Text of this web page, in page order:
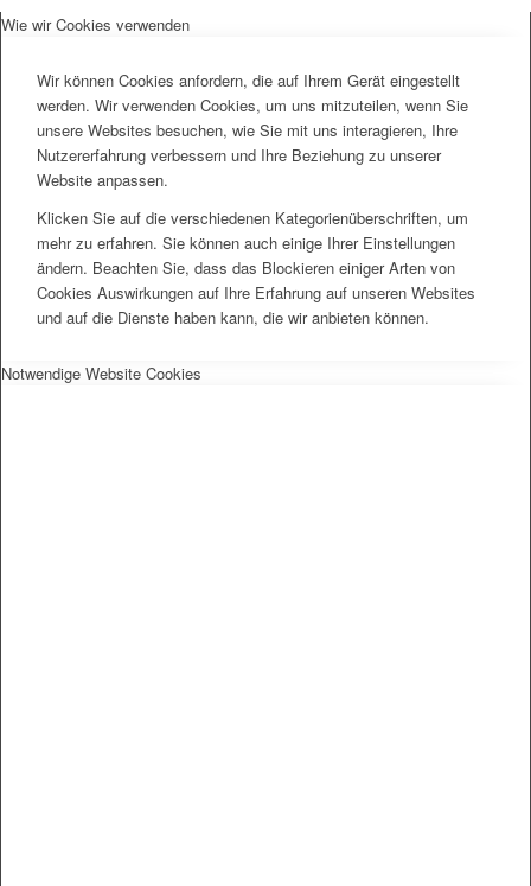
Wie wir Cookies verwenden
Wir können Cookies anfordern, die auf Ihrem Gerät eingestellt
werden. Wir verwenden Cookies, um uns mitzuteilen, wenn Sie
unsere Websites besuchen, wie Sie mit uns interagieren, Ihre
Nutzererfahrung verbessern und Ihre Beziehung zu unserer
Website anpassen.
Klicken Sie auf die verschiedenen Kategorienüberschriften, um
mehr zu erfahren. Sie können auch einige Ihrer Einstellungen
ändern. Beachten Sie, dass das Blockieren einiger Arten von
Cookies Auswirkungen auf Ihre Erfahrung auf unseren Websites
und auf die Dienste haben kann, die wir anbieten können.
Notwendige Website Cookies